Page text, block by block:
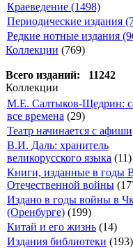
Краеведение (1498)
Периодические издания
Редкие нотные издания
Коллекции (769)
Всего изданий: 11242
Коллекции
М.Е. Салтыков-Щедрин:
все времена (29)
Театр начинается с афиши
В.И. Даль: хранитель
великорусского языка (11)
Книги, изданные в годы
Отечественной войны
Издано в годы войны в
(Оренбурге) (199)
Китай и его жизнь (14)
Издания библиотеки (193)